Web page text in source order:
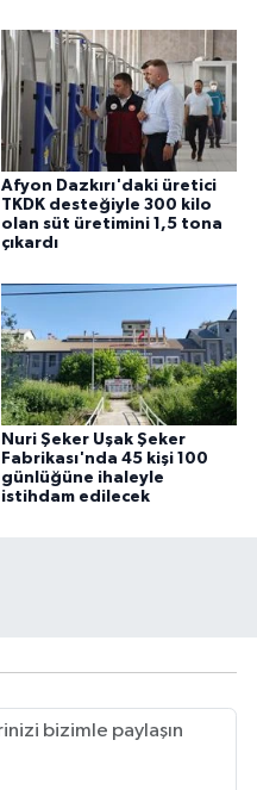
Afyon Dazkırı'daki üretici
TKDK desteğiyle 300 kilo
olan süt üretimini 1,5 tona
çıkardı
Nuri Şeker Uşak Şeker
Fabrikası'nda 45 kişi 100
günlüğüne ihaleyle
istihdam edilecek